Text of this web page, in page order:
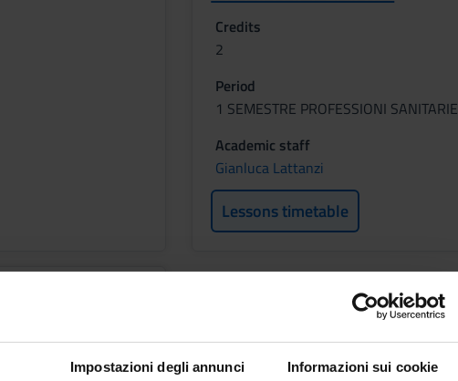
Impostazioni degli annunci Informazioni sui cookie
Credits
2
Period
1 SEMESTRE PROFESSIONI SANITARIE
Academic staff
Gianluca Lattanzi
Lessons timetable